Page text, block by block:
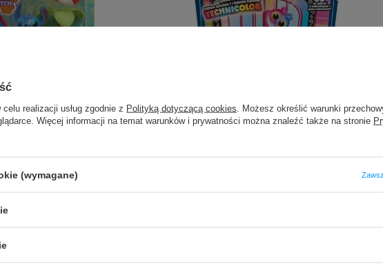
Nasz bestseller
realizacji usług zgodnie z Polityką dotyczącą cookies . Możesz określić warunki
Więcej informacji na temat warunków i prywatności można znaleźć także na stronie
(wymagane)